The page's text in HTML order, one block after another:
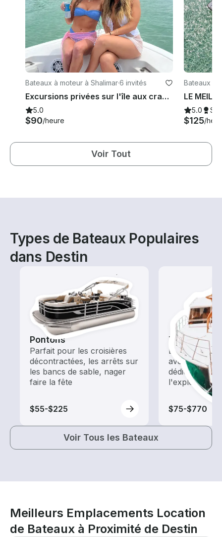
Bateaux à moteur à Shalimar·6 invités
Excursions privées sur l'île aux crabes et en bateau : excursions de 4 heures, 6 heures, 8 heures disponibles
5.0
$90/heure
Bateaux à
each
5.0
$125/
Voir Tout
Types de Bateaux Populaires
dans Destin
Pontons
Parfait pour les croisières
décontractées, les arrêts sur
les bancs de sable, nager
faire la fête
$55-$225
Tours
Explorez les
avec une
dédiée au
l'exploration
$75-$770
Voir Tous les Bateaux
Meilleurs Emplacements Location
de Bateaux à Proximité de Destin